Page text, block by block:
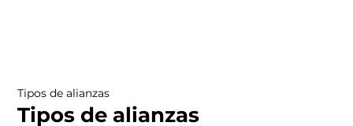
Tipos de alianzas
Tipos de alianzas